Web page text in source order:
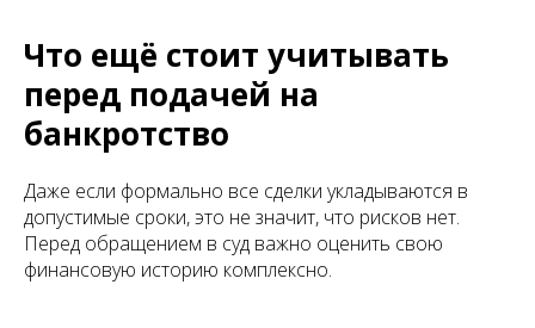
Что ещё стоит учитывать
перед подачей на
банкротство
Даже если формально все сделки укладываются в
допустимые сроки, это не значит, что рисков нет.
Перед обращением в суд важно оценить свою
финансовую историю комплексно.